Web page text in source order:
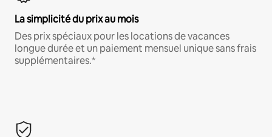
La simplicité du prix au mois
Des prix spéciaux pour les locations de vacances
longue durée et un paiement mensuel unique sans frais
supplémentaires.*